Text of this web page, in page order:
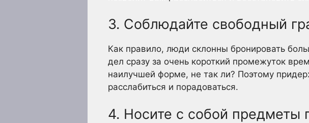
3. Соблюдайте свободный
Как правило, люди склонны бронировать
дел сразу за очень короткий промежуток
наилучшей форме, не так ли? Поэтому
расслабиться и порадоваться.
4. Носите с собой предметы